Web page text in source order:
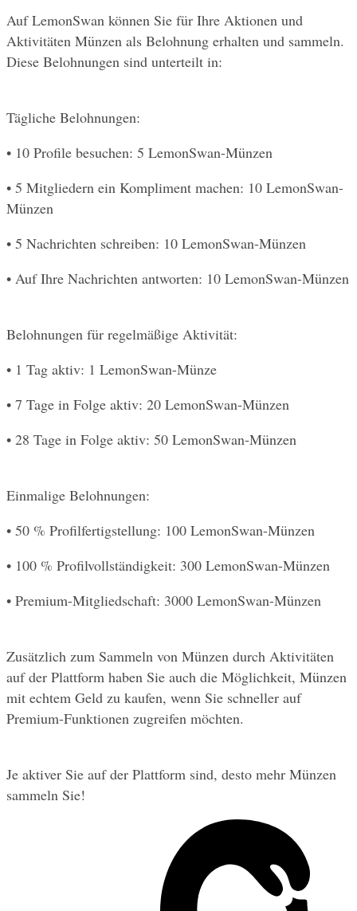
Auf LemonSwan können Sie für Ihre Aktionen und
Aktivitäten Münzen als Belohnung erhalten und sammeln.
Diese Belohnungen sind unterteilt in:
Tägliche Belohnungen:
• 10 Profile besuchen: 5 LemonSwan-Münzen
• 5 Mitgliedern ein Kompliment machen: 10 LemonSwan-
Münzen
• 5 Nachrichten schreiben: 10 LemonSwan-Münzen
• Auf Ihre Nachrichten antworten: 10 LemonSwan-Münzen
Belohnungen für regelmäßige Aktivität:
• 1 Tag aktiv: 1 LemonSwan-Münze
• 7 Tage in Folge aktiv: 20 LemonSwan-Münzen
• 28 Tage in Folge aktiv: 50 LemonSwan-Münzen
Einmalige Belohnungen:
• 50 % Profilfertigstellung: 100 LemonSwan-Münzen
• 100 % Profilvollständigkeit: 300 LemonSwan-Münzen
• Premium-Mitgliedschaft: 3000 LemonSwan-Münzen
Zusätzlich zum Sammeln von Münzen durch Aktivitäten
auf der Plattform haben Sie auch die Möglichkeit, Münzen
mit echtem Geld zu kaufen, wenn Sie schneller auf
Premium-Funktionen zugreifen möchten.
Je aktiver Sie auf der Plattform sind, desto mehr Münzen
sammeln Sie!